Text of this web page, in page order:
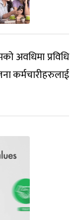
अवधिमा प्रविधि
कर्मचारीहरुलाई